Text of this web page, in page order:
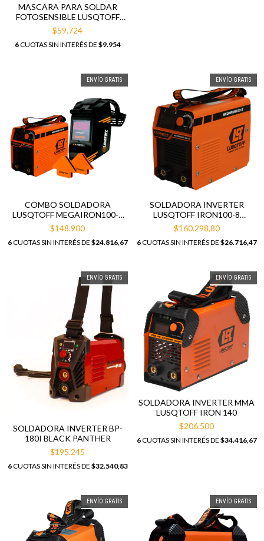
MASCARA PARA SOLDAR
FOTOSENSIBLE LUSQTOFF
ST-1E
$59.724
6CUOTAS SIN INTERÉS DE $9.954
ENVÍO GRATIS
COMBO SOLDADORA
LUSQTOFF MEGAIRON100-8
CON MÁSCARA Y ESCUADRA
MAGNÉTICA
$148.900
6CUOTAS SIN INTERÉS DE $24.816,67
ENVÍO GRATIS
SOLDADORA INVERTER
LUSQTOFF IRON100-8
105AMP
$160.298,80
6CUOTAS SIN INTERÉS DE $26.716,47
ENVÍO GRATIS
SOLDADORA INVERTER BP-
180I BLACK PANTHER
$195.245
6CUOTAS SIN INTERÉS DE $32.540,83
ENVÍO GRATIS
SOLDADORA INVERTER MMA
LUSQTOFF IRON 140
$206.500
6CUOTAS SIN INTERÉS DE $34.416,67
ENVÍO GRATIS ENVÍO GRATIS